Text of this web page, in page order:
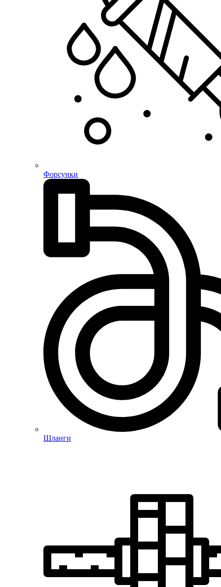
Форсунки
Шланги